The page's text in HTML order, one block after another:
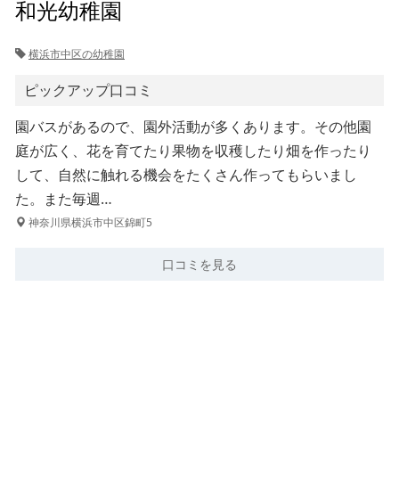
和光幼稚園
横浜市中区の幼稚園
ピックアップ口コミ
園バスがあるので、園外活動が多くあります。その他園
庭が広く、花を育てたり果物を収穫したり畑を作ったり
して、自然に触れる機会をたくさん作ってもらいまし
た。また毎週…
神奈川県横浜市中区錦町5
口コミを見る